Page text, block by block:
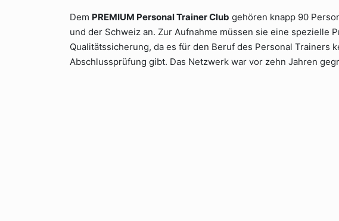
Dem PREMIUM Personal Trainer Club gehören knapp 90
und der Schweiz an. Zur Aufnahme müssen sie eine spezielle
Qualitätssicherung, da es für den Beruf des Personal Trainers
Abschlussprüfung gibt. Das Netzwerk war vor zehn Jahren